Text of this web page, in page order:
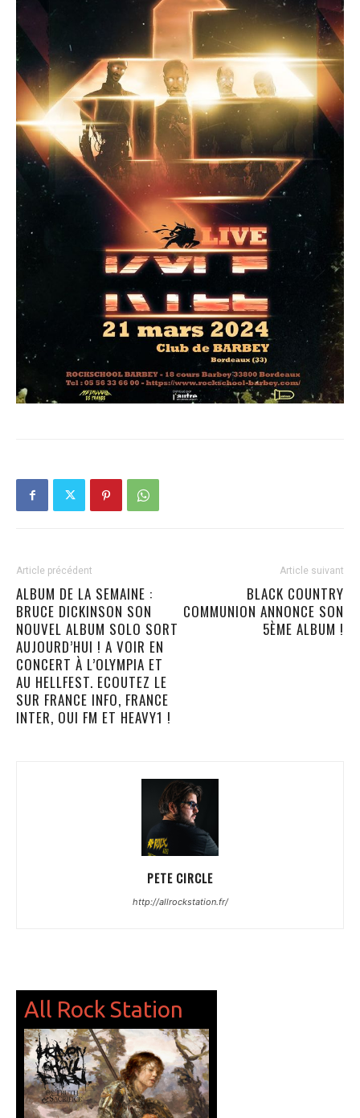
Article précédent
ALBUM DE LA SEMAINE :
BRUCE DICKINSON SON
NOUVEL ALBUM SOLO SORT
AUJOURD’HUI ! A VOIR EN
CONCERT À L’OLYMPIA ET
AU HELLFEST. ECOUTEZ LE
SUR FRANCE INFO, FRANCE
INTER, OUI FM ET HEAVY1 !
Article suivant
BLACK COUNTRY
COMMUNION ANNONCE SON
5ÈME ALBUM !
PETE CIRCLE
http://allrockstation.fr/